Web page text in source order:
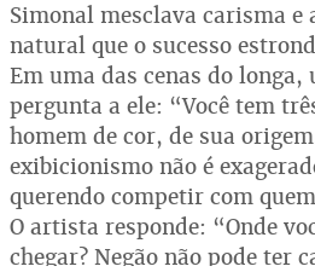
Simonal mesclava carisma e
natural que o sucesso
Em uma das cenas do
pergunta a ele: “Você tem
homem de cor, de sua
exibicionismo não é
querendo competir com
O artista responde: “Onde
chegar? Negão não pode ter